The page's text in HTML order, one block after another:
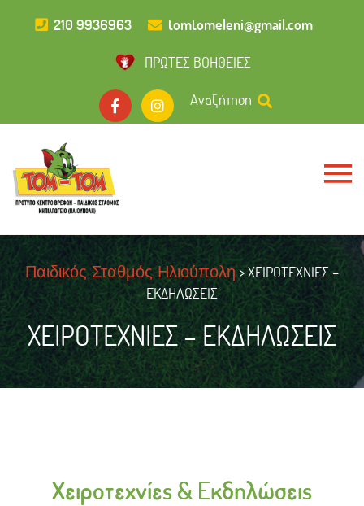
210 9936963
tomtomeleni@gmail.com
ΠΡΩΤΕΣ ΒΟΗΘΕΙΕΣ
Αναζήτηση
Παιδικός Σταθμός Ηλιούπολη> ΧΕΙΡΟΤΕΧΝΙΕΣ –
ΕΚΔΗΛΩΣΕΙΣ
ΧΕΙΡΟΤΕΧΝΙΕΣ – ΕΚΔΗΛΩΣΕΙΣ
Χειροτεχνίες & Εκδηλώσεις